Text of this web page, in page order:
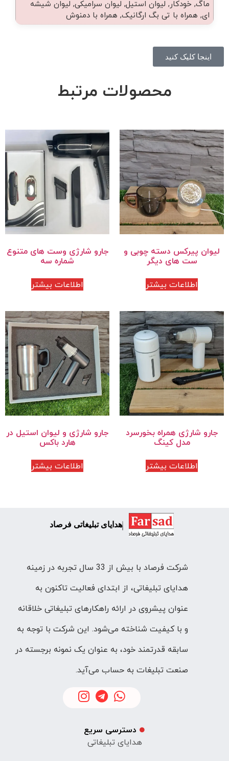
ماگ, خودکار, لیوان استیل, لیوان سرامیکی, لیوان شیشه
ای, همراه با تی بگ ارگانیک, همراه با دمنوش
اینجا کلیک کنید
محصولات مرتبط
لیوان پیرکس دسته چوبی و
ست های دیگر
اطلاعات بیشتر
جارو شارژی وست های متنوع
شماره سه
اطلاعات بیشتر
جارو شارژی همراه بخورسرد
مدل کینگ
اطلاعات بیشتر
جارو شارژی و لیوان استیل در
هارد باکس
اطلاعات بیشتر
هدایای تبلیغاتی فرصاد
شرکت فرصاد با بیش از 33 سال تجربه در زمینه
هدایای تبلیغاتی، از ابتدای فعالیت تاکنون به
عنوان پیشروی در ارائه راهکارهای تبلیغاتی خلاقانه
و با کیفیت شناخته می‌شود. این شرکت با توجه به
سابقه قدرتمند خود، به عنوان یک نمونه برجسته در
صنعت تبلیغات به حساب می‌آید.
دسترسی سریع
هدایای تبلیغاتی